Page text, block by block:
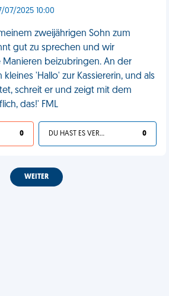
07/2025 10:00
zweijährigen Sohn zum
gut zu sprechen und wir
beizubringen. An der
kleines 'Hallo' zur Kassiererin, und als
schreit er und zeigt mit dem
das!' FML
0 DU HAST ES VERDIENT 0
WEITER